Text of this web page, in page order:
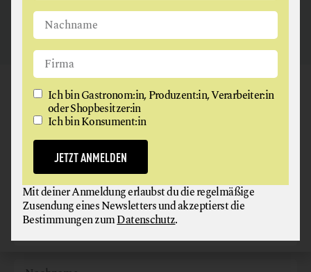
GAUMEN HOCH
NEWSLETTER
Werde jetzt Teil unserer Bewegung und melde dich für
unseren kostenlosen Newsletter an!
Ich bin Gastronom:in, Produzent:in, Verarbeiter:in
oder Shopbesitzer:in
Ich bin Konsument:in
JETZT ANMELDEN
Mit deiner Anmeldung erlaubst du die regelmäßige
Zusendung eines Newsletters und akzeptierst die
Bestimmungen zumDatenschutz.